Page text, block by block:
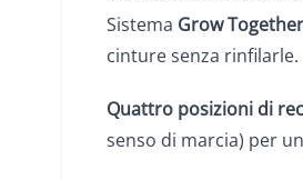
Sistema Grow Together
cinture senza rinfilarle.
Quattro posizioni di
senso di marcia) per